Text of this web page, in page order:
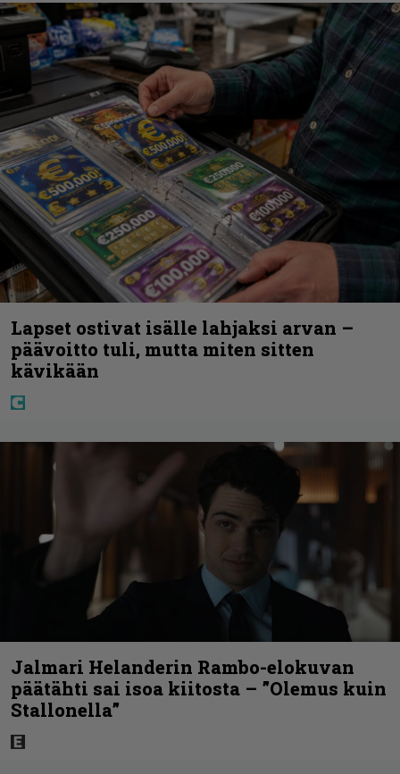
Lapset ostivat isälle lahjaksi arvan –
päävoitto tuli, mutta miten sitten
kävikään
Jalmari Helanderin Rambo-elokuvan
päätähti sai isoa kiitosta – ”Olemus kuin
Stallonella”